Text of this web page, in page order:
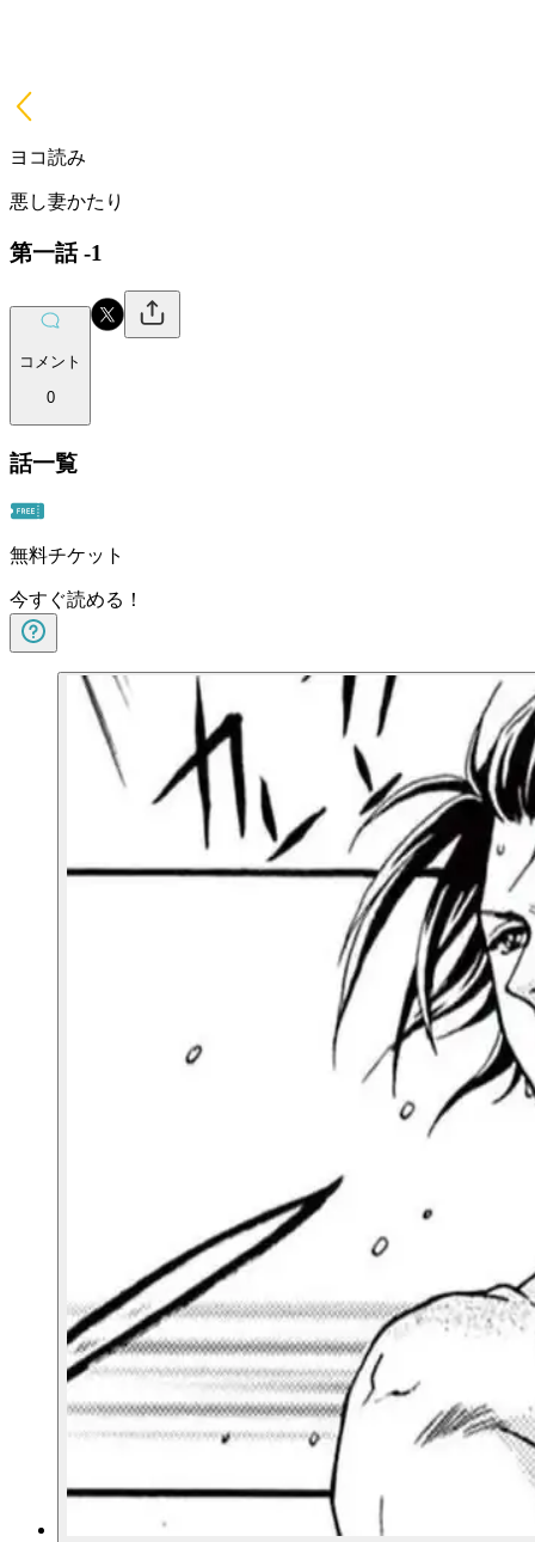
ヨコ読み
悪し妻かたり
第一話 -1
コメント
0
話一覧
無料チケット
今すぐ読める！